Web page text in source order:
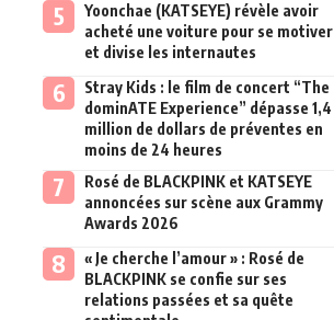
Yoonchae (KATSEYE) révèle avoir
acheté une voiture pour se motiver
et divise les internautes
Stray Kids : le film de concert “The
dominATE Experience” dépasse 1,4
million de dollars de préventes en
moins de 24 heures
Rosé de BLACKPINK et KATSEYE
annoncées sur scène aux Grammy
Awards 2026
« Je cherche l’amour » : Rosé de
BLACKPINK se confie sur ses
relations passées et sa quête